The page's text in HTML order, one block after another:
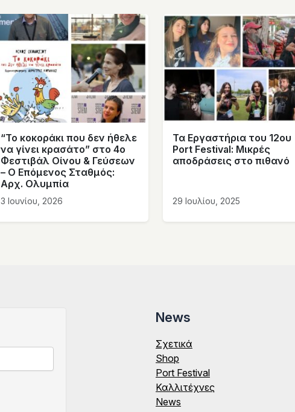
“Το κοκοράκι που δεν ήθελε
να γίνει κρασάτο” στο 4ο
Φεστιβάλ Οίνου & Γεύσεων
– Ο Επόμενος Σταθμός:
Αρχ. Ολυμπία
3 Ιουνίου, 2026
Τα Εργαστήρια του 12ου
Port Festival: Μικρές
αποδράσεις στο πιθανό
29 Ιουλίου, 2025
News
Σχετικά
Shop
Port Festival
Καλλιτέχνες
News